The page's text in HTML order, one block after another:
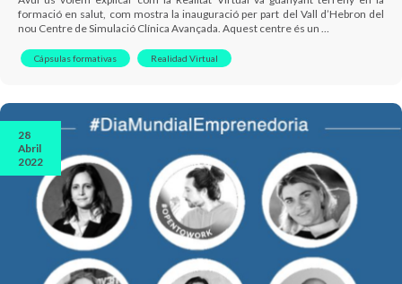
formació en salut, com mostra la inauguració per part del Vall d’Hebron del
nou Centre de Simulació Clínica Avançada. Aquest centre és un …
Cápsulas formativas Realidad Virtual
28
Abril
2022